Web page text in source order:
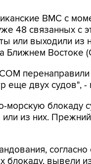
ВМС с
48 связанных с
или выходили из
Востоке
еще двух судов", -
блокаду
из них.
вывели